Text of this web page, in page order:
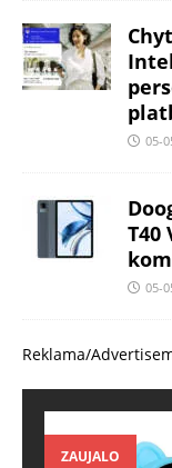
05-
T40
05-
Reklama/
ZAUJALO